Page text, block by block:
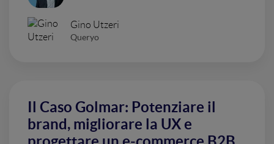
Gino Utzeri
Queryo
Il Caso Golmar: Potenziare il
brand, migliorare la UX e